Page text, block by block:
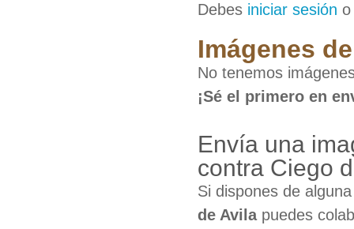
Debes iniciar sesión
Imágenes
No tenemos
¡Sé el primero en
Envía una
contra Ciego
Si dispones de
de Avilapuedes